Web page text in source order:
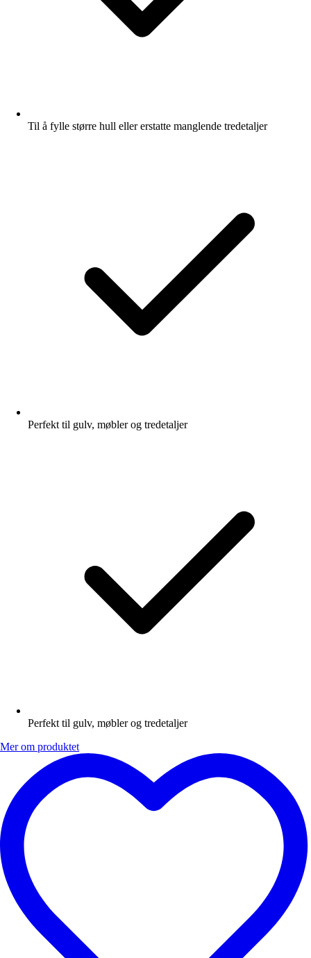
Til å fylle større hull eller erstatte manglende tredetaljer
Perfekt til gulv, møbler og tredetaljer
Perfekt til gulv, møbler og tredetaljer
Mer om produktet